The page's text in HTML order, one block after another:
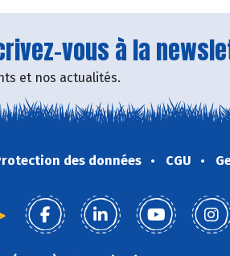
vous à la
et nos actualités.
des données CGU